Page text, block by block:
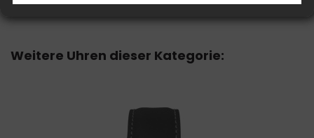
Weitere Uhren dieser Kategorie: